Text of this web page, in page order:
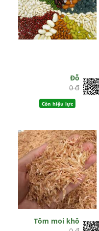
Đỗ
0 đ
Còn hiệu lực
Tôm moi khô